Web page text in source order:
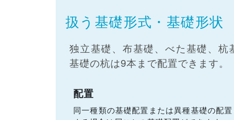
扱う基礎形式・基礎形状
独立基礎、布基礎、べた基礎、杭
基礎の杭は9本まで配置できます。
配置
同一種類の基礎配置または異種基礎の配